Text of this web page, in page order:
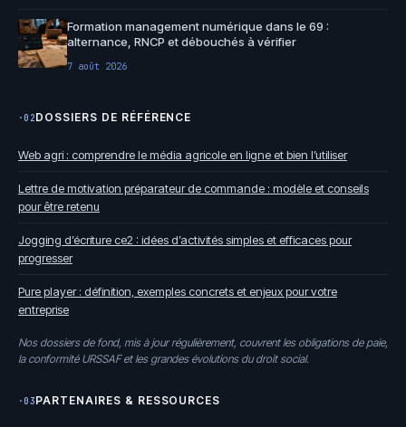
Formation management numérique dans le 69 :
alternance, RNCP et débouchés à vérifier
7 août 2026
·02DOSSIERS DE RÉFÉRENCE
Web agri : comprendre le média agricole en ligne et bien l’utiliser
Lettre de motivation préparateur de commande : modèle et conseils
pour être retenu
Jogging d’écriture ce2 : idées d’activités simples et efficaces pour
progresser
Pure player : définition, exemples concrets et enjeux pour votre
entreprise
Nos dossiers de fond, mis à jour régulièrement, couvrent les obligations de paie,
la conformité URSSAF et les grandes évolutions du droit social.
·03PARTENAIRES & RESSOURCES